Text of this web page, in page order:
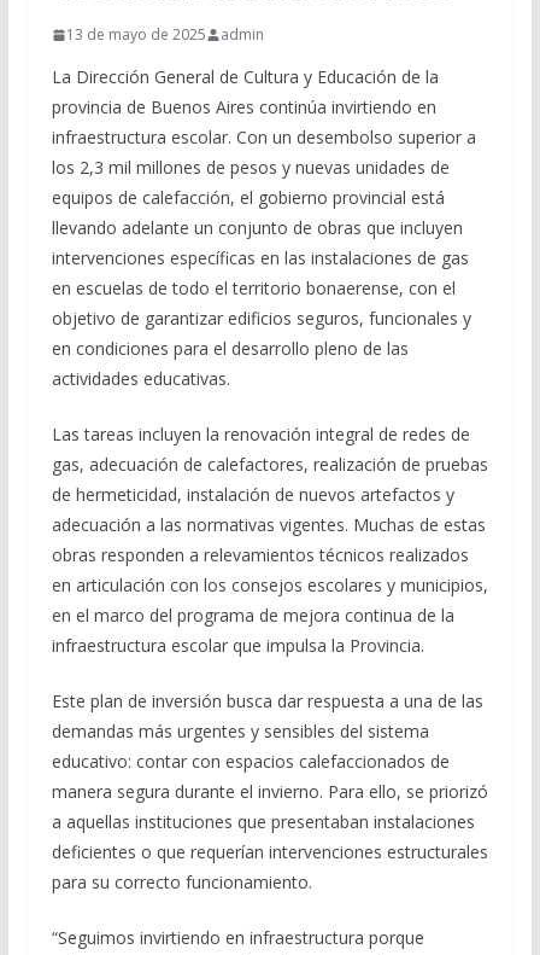
13 de mayo de 2025 admin
La Dirección General de Cultura y Educación de la
provincia de Buenos Aires continúa invirtiendo en
infraestructura escolar. Con un desembolso superior a
los 2,3 mil millones de pesos y nuevas unidades de
equipos de calefacción, el gobierno provincial está
llevando adelante un conjunto de obras que incluyen
intervenciones específicas en las instalaciones de gas
en escuelas de todo el territorio bonaerense, con el
objetivo de garantizar edificios seguros, funcionales y
en condiciones para el desarrollo pleno de las
actividades educativas.
Las tareas incluyen la renovación integral de redes de
gas, adecuación de calefactores, realización de pruebas
de hermeticidad, instalación de nuevos artefactos y
adecuación a las normativas vigentes. Muchas de estas
obras responden a relevamientos técnicos realizados
en articulación con los consejos escolares y municipios,
en el marco del programa de mejora continua de la
infraestructura escolar que impulsa la Provincia.
Este plan de inversión busca dar respuesta a una de las
demandas más urgentes y sensibles del sistema
educativo: contar con espacios calefaccionados de
manera segura durante el invierno. Para ello, se priorizó
a aquellas instituciones que presentaban instalaciones
deficientes o que requerían intervenciones estructurales
para su correcto funcionamiento.
“Seguimos invirtiendo en infraestructura porque